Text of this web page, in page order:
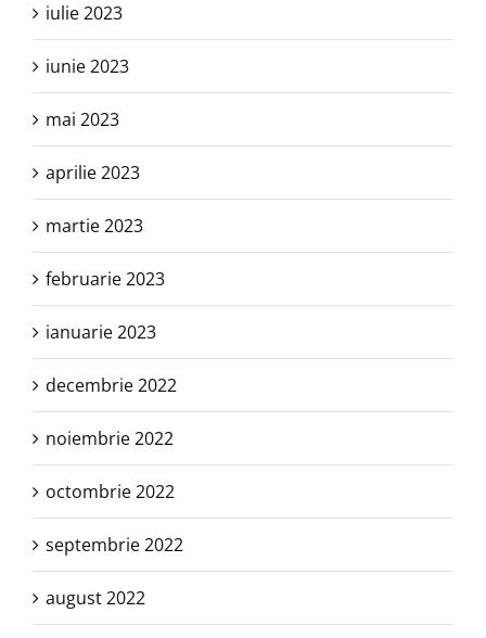
iulie 2023
iunie 2023
mai 2023
aprilie 2023
martie 2023
februarie 2023
ianuarie 2023
decembrie 2022
noiembrie 2022
octombrie 2022
septembrie 2022
august 2022